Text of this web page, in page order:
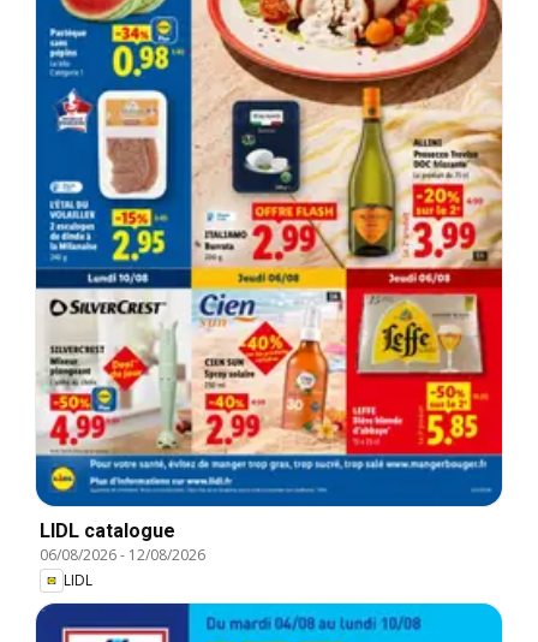
LIDL catalogue
06/08/2026- 12/08/2026
LIDL